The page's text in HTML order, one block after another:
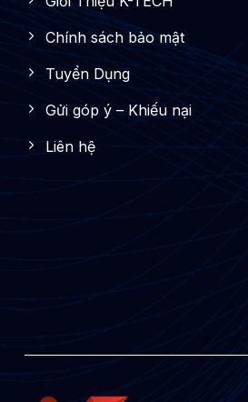
Chính sách bảo mật
Tuyển Dụng
Gửi góp ý – Khiếu nại
Liên hệ